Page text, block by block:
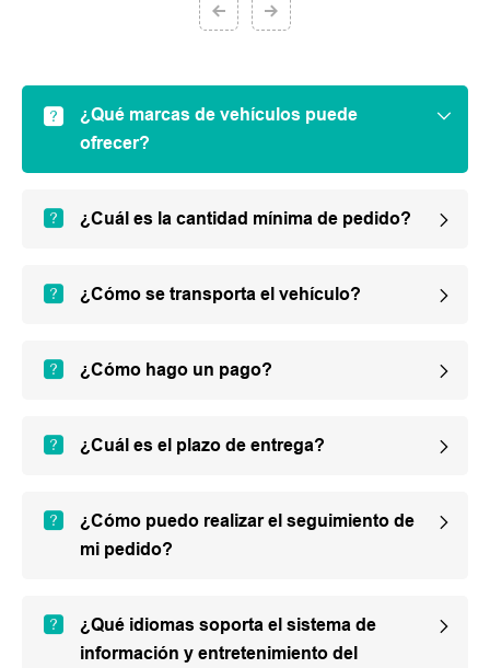
¿Qué marcas de vehículos puede
ofrecer?
¿Cuál es la cantidad mínima de pedido?
¿Cómo se transporta el vehículo?
¿Cómo hago un pago?
¿Cuál es el plazo de entrega?
¿Cómo puedo realizar el seguimiento de
mi pedido?
¿Qué idiomas soporta el sistema de
información y entretenimiento del